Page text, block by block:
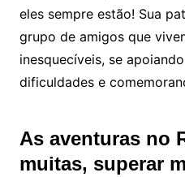
eles sempre estão! Sua
grupo de amigos que
inesquecíveis, se
dificuldades e
As aventuras no
muitas, superar